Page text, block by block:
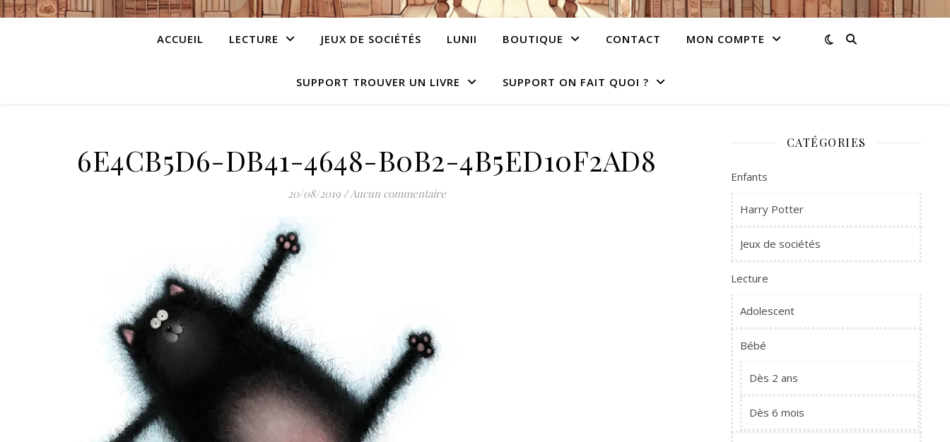
ACCUEIL LECTURE JEUX DE SOCIÉTÉS LUNII BOUTIQUE CONTACT MON COMPTE
SUPPORT TROUVER UN LIVRE SUPPORT ON FAIT QUOI ?
6E4CB5D6-DB41-4648-B0B2-4B5ED10F2AD8
20/08/2019 /Aucun commentaire
CATÉGORIES
Enfants
Harry Potter
Jeux de sociétés
Lecture
Adolescent
Bébé
Dès 2 ans
Dès 6 mois